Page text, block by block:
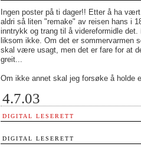
Ingen poster på ti dager!! Etter å ha
aldri så liten "remake" av reisen hans i
inntrykk og trang til å videreformidle
liksom ikke. Om det er sommervarmen
skal være usagt, men det er fare for at
greit...
Om ikke annet skal jeg forsøke å holde
4.7.03
DIGITAL LESERETT
DIGITAL LESERETT